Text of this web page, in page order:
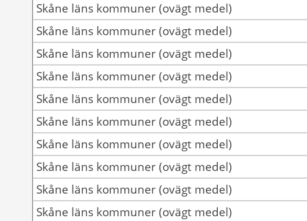
Skåne läns kommuner (ovägt medel)
Skåne läns kommuner (ovägt medel)
Skåne läns kommuner (ovägt medel)
Skåne läns kommuner (ovägt medel)
Skåne läns kommuner (ovägt medel)
Skåne läns kommuner (ovägt medel)
Skåne läns kommuner (ovägt medel)
Skåne läns kommuner (ovägt medel)
Skåne läns kommuner (ovägt medel)
Skåne läns kommuner (ovägt medel)